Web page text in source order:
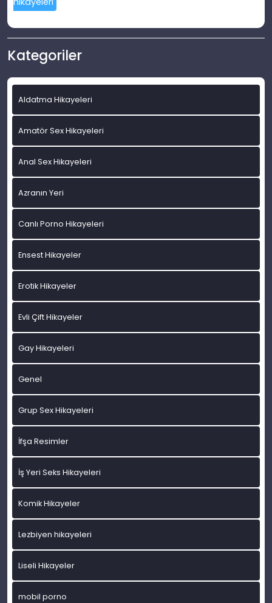
Kategoriler
Aldatma Hikayeleri
Amatör Sex Hikayeleri
Anal Sex Hikayeleri
Azranın Yeri
Canlı Porno Hikayeleri
Ensest Hikayeler
Erotik Hikayeler
Evli Çift Hikayeler
Gay Hikayeleri
Genel
Grup Sex Hikayeleri
İfşa Resimler
İş Yeri Seks Hikayeleri
Komik Hikayeler
Lezbiyen hikayeleri
Liseli Hikayeler
mobil porno